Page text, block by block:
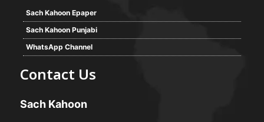
Sach Kahoon Epaper
Sach Kahoon Punjabi
WhatsApp Channel
Contact Us
Sach Kahoon